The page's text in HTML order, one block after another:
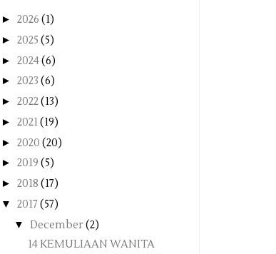
► 2026 (1)
► 2025 (5)
► 2024(6)
► 2023 (6)
► 2022(13)
► 2021(19)
► 2020 (20)
► 2019 (5)
► 2018 (17)
▼ 2017 (57)
▼ December(2)
14 KEMULIAAN WANITA